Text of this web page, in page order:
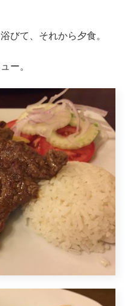
びて、それから夕食。
ー。